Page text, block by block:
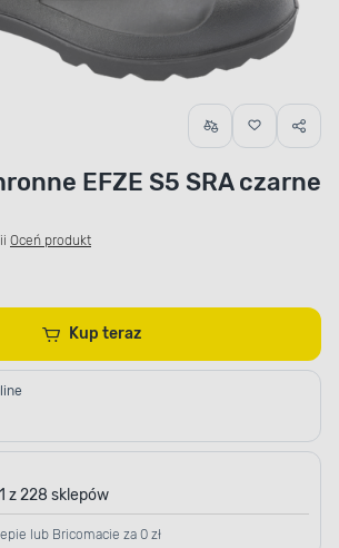
EFZE S5 SRA czarne
Oceń produkt
Kup teraz
z 228 sklepów
lub Bricomacie za 0 zł